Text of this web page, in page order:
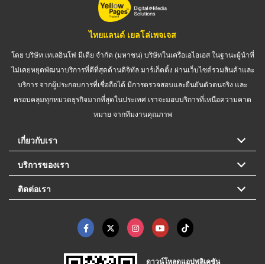
ไทยแลนด์ เยลโล่เพจเจส
โดย บริษัท เทเลอินโฟ มีเดีย จำกัด (มหาชน) บริษัทในเครือเอไอเอส ในฐานะผู้นำที่
ไม่เคยหยุดพัฒนาบริการที่ดีที่สุดด้านดิจิทัล มาร์เก็ตติ้ง ผ่านเว็บไซต์รวมสินค้าและ
บริการ จากผู้ประกอบการที่เชื่อถือได้ มีการตรวจสอบและยืนยันตัวตนจริง และ
ครอบคลุมทุกหมวดธุรกิจมากที่สุดในประเทศ เราจะมอบบริการที่เหนือความคาด
หมาย จากทีมงานคุณภาพ
เกี่ยวกับเรา
บริการของเรา
ติดต่อเรา
ดาวน์โหลดแอปพลิเคชัน